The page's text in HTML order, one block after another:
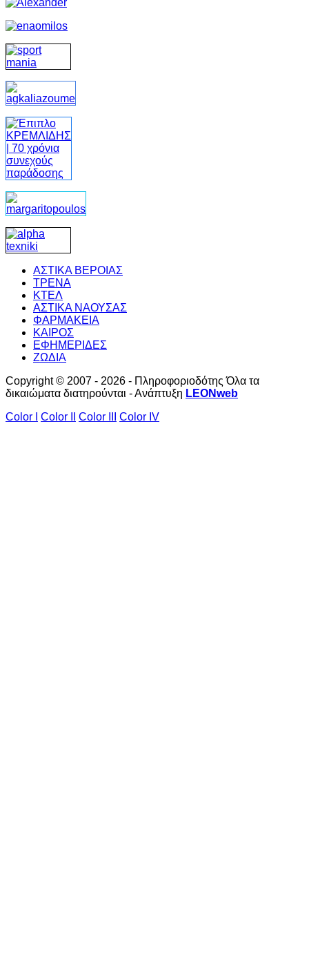
ΑΣΤΙΚΑ ΒΕΡΟΙΑΣ
ΤΡΕΝΑ
ΚΤΕΛ
ΑΣΤΙΚΑ ΝΑΟΥΣΑΣ
ΦΑΡΜΑΚΕΙΑ
ΚΑΙΡΟΣ
ΕΦΗΜΕΡΙΔΕΣ
ΖΩΔΙΑ
Copyright © 2007 - 2026 - Πληροφοριοδότης Όλα τα
δικαιώματα διατηρούνται - Ανάπτυξη LEONweb
Color I
Color II Color III Color IV